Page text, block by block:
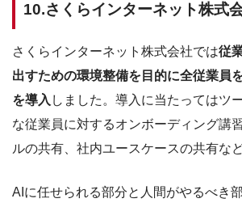
10.さくらインターネット株式
さくらインターネット株式会社では従
出すための環境整備を目的に全従業員
を導入 しました。導入に当たってはツ
な従業員に対するオンボーディング講
ルの共有、社内ユースケースの共有な
AIに任せられる部分と人間がやるべき